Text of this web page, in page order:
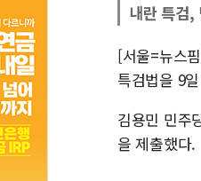
내란 특검,
[서울=뉴스
특검법을 9
김용민 민주
을 제출했다.